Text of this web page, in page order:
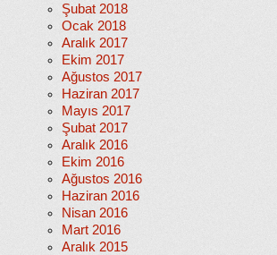
Şubat 2018
Ocak 2018
Aralık 2017
Ekim 2017
Ağustos 2017
Haziran 2017
Mayıs 2017
Şubat 2017
Aralık 2016
Ekim 2016
Ağustos 2016
Haziran 2016
Nisan 2016
Mart 2016
Aralık 2015